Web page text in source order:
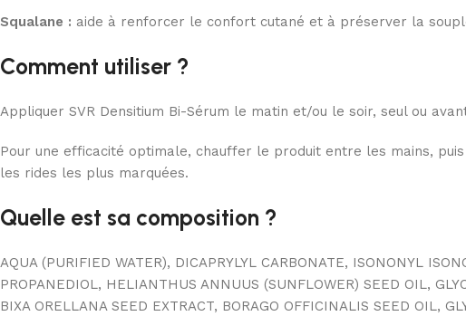
Squalane : aide à renforcer le confort cutané et à préserver la
Comment utiliser ?
Appliquer SVR Densitium Bi-Sérum le matin et/ou le soir, seul ou
Pour une efficacité optimale, chauffer le produit entre les mains,
les rides les plus marquées.
Quelle est sa composition ?
AQUA (PURIFIED WATER), DICAPRYLYL CARBONATE, ISONONYL
PROPANEDIOL, HELIANTHUS ANNUUS (SUNFLOWER) SEED OIL,
BIXA ORELLANA SEED EXTRACT, BORAGO OFFICINALIS SEED OIL,